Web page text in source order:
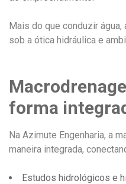
Mais do que conduzir
sob a ótica hidráulica e
forma
Na Azimute Engenharia, a
maneira integrada,
Estudos hidrológicos e